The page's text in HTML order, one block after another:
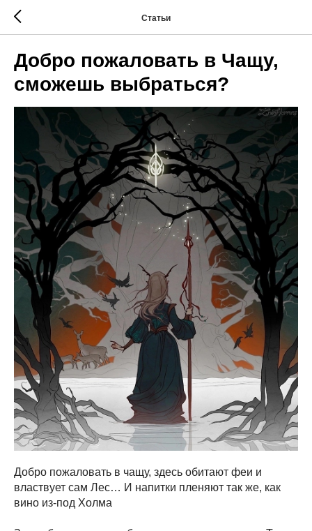
Статьи
Добро пожаловать в Чащу,
сможешь выбраться?
Добро пожаловать в чащу, здесь обитают феи и
властвует сам Лес… И напитки пленяют так же, как
вино из-под Холма